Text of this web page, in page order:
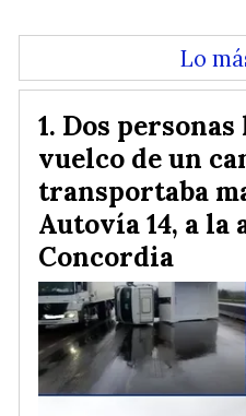
Lo
Dos
vuelco de un
transportaba
Autovía 14, a la
Concordia